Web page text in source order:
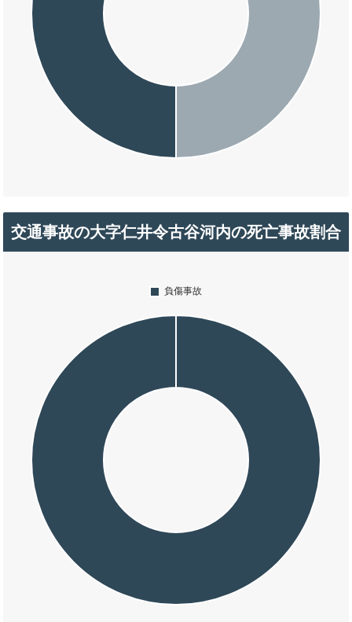
交通事故の大字仁井令古谷河内の死亡事故割合